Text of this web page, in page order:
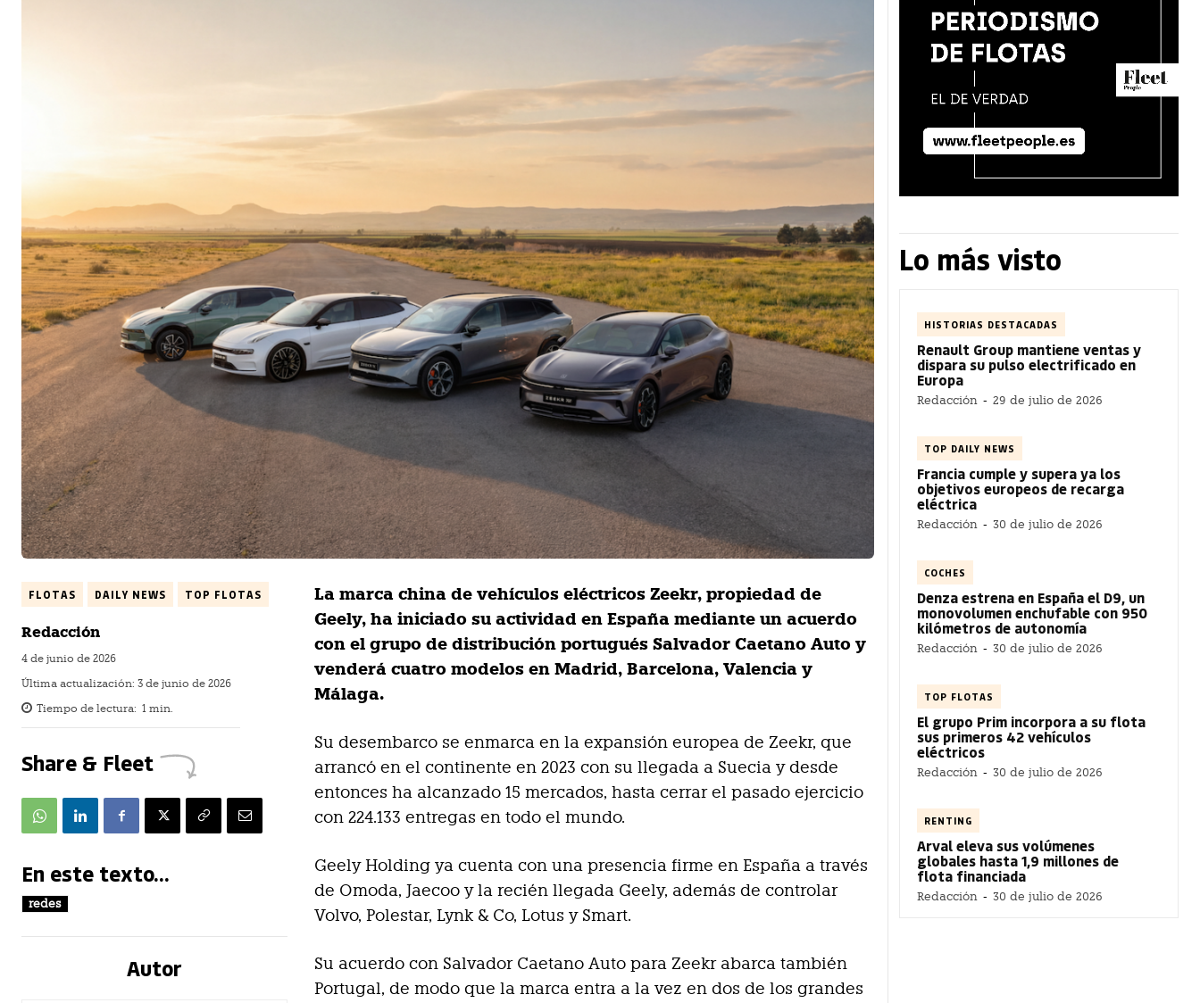
FLOTAS DAILY NEWS TOP FLOTAS
Redacción
4 de junio de 2026
Última actualización: 3 de junio de 2026
Tiempo de lectura: 1 min.
Share & Fleet
En este texto...
redes
Autor
La marca china de vehículos eléctricos Zeekr, propiedad de
Geely, ha iniciado su actividad en España mediante un acuerdo
con el grupo de distribución portugués Salvador Caetano Auto y
venderá cuatro modelos en Madrid, Barcelona, Valencia y
Málaga.
Su desembarco se enmarca en la expansión europea de Zeekr, que
arrancó en el continente en 2023 con su llegada a Suecia y desde
entonces ha alcanzado 15 mercados, hasta cerrar el pasado ejercicio
con 224.133 entregas en todo el mundo.
Geely Holding ya cuenta con una presencia firme en España a través
de Omoda, Jaecoo y la recién llegada Geely, además de controlar
Volvo, Polestar, Lynk & Co, Lotus y Smart.
Su acuerdo con Salvador Caetano Auto para Zeekr abarca también
Portugal, de modo que la marca entra a la vez en dos de los grandes
Lo más visto
HISTORIAS DESTACADAS
Renault Group mantiene ventas y
dispara su pulso electrificado en
Europa
Redacción - 29 de julio de 2026
TOP DAILY NEWS
Francia cumple y supera ya los
objetivos europeos de recarga
eléctrica
Redacción - 30 de julio de 2026
COCHES
Denza estrena en España el D9, un
monovolumen enchufable con 950
kilómetros de autonomía
Redacción - 30 de julio de 2026
TOP FLOTAS
El grupo Prim incorpora a su flota
sus primeros 42 vehículos
eléctricos
Redacción - 30 de julio de 2026
RENTING
Arval eleva sus volúmenes
globales hasta 1,9 millones de
flota financiada
Redacción - 30 de julio de 2026